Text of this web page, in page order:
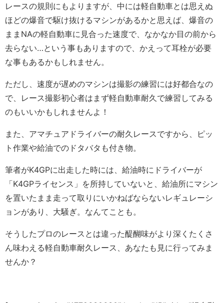
レースの規則にもよりますが、中には軽自動車とは思えぬ
ほどの爆音で駆け抜けるマシンがあるかと思えば、爆音の
ままNAの軽自動車に見合った速度で、なかなか目の前から
去らない…という事もありますので、かえって耳栓が必要
な事もあるかもしれません。
ただし、速度が遅めのマシンは撮影の練習には好都合なの
で、レース撮影初心者はまず軽自動車耐久で練習してみる
のもいいかもしれませんよ！
また、アマチュアドライバーの耐久レースですから、ピッ
ト作業や給油でのドタバタも付き物。
筆者がK4GPに出走した時には、給油時にドライバーが
「K4GPライセンス」を所持していないと、給油所にマシン
を置いたまま走って取りにいかねばならないレギュレーシ
ョンがあり、大騒ぎ。なんてことも。
そうしたプロのレースとは違った醍醐味がより深くたくさ
ん味わえる軽自動車耐久レース、あなたも見に行ってみま
せんか？